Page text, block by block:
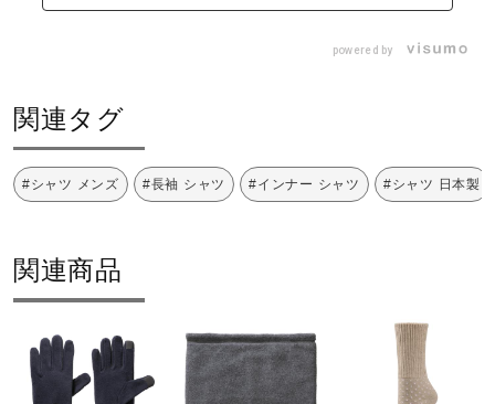
powered by
関連タグ
#シャツ メンズ #長袖 シャツ #インナー シャツ #シャツ 日本製
関連商品